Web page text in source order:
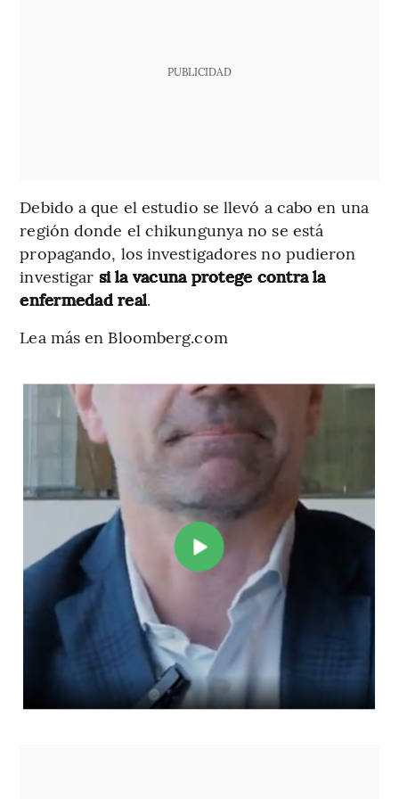
PUBLICIDAD
Debido a que el estudio se llevó a cabo en una
región donde el chikungunya no se está
propagando, los investigadores no pudieron
investigar si la vacuna protege contra la
enfermedad real.
Lea más en Bloomberg.com